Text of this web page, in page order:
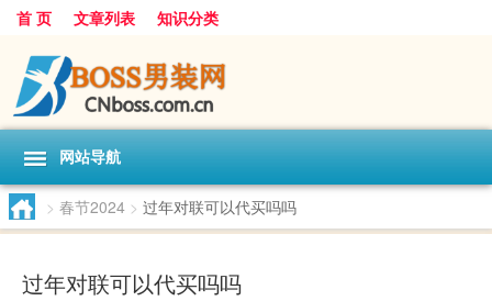
首 页 文章列表 知识分类
网站导航
> 春节2024 > 过年对联可以代买吗吗
过年对联可以代买吗吗